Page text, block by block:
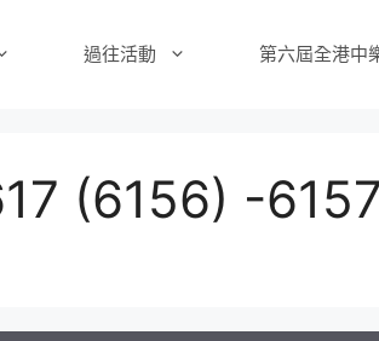
過往活動 第六屆全港中
(6156) -6157